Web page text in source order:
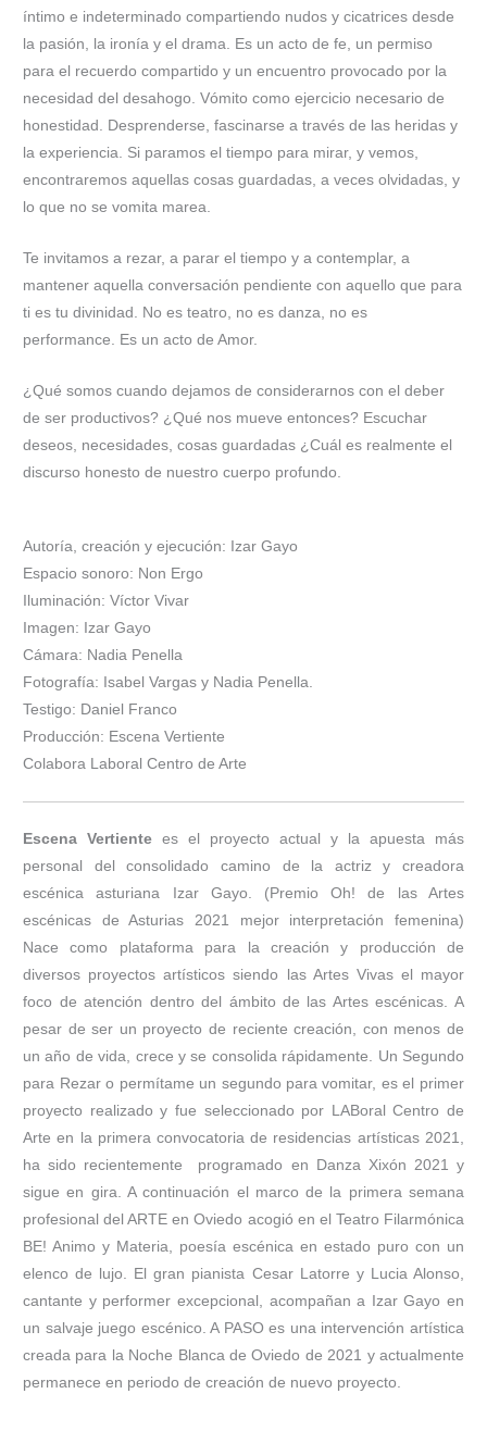
íntimo e indeterminado compartiendo nudos y cicatrices desde
la pasión, la ironía y el drama. Es un acto de fe, un permiso
para el recuerdo compartido y un encuentro provocado por la
necesidad del desahogo. Vómito como ejercicio necesario de
honestidad. Desprenderse, fascinarse a través de las heridas y
la experiencia. Si paramos el tiempo para mirar, y vemos,
encontraremos aquellas cosas guardadas, a veces olvidadas, y
lo que no se vomita marea.
Te invitamos a rezar, a parar el tiempo y a contemplar, a
mantener aquella conversación pendiente con aquello que para
ti es tu divinidad. No es teatro, no es danza, no es
performance. Es un acto de Amor.
¿Qué somos cuando dejamos de considerarnos con el deber
de ser productivos? ¿Qué nos mueve entonces? Escuchar
deseos, necesidades, cosas guardadas ¿Cuál es realmente el
discurso honesto de nuestro cuerpo profundo.
Autoría, creación y ejecución: Izar Gayo
Espacio sonoro: Non Ergo
Iluminación: Víctor Vivar
Imagen: Izar Gayo
Cámara: Nadia Penella
Fotografía: Isabel Vargas y Nadia Penella.
Testigo: Daniel Franco
Producción: Escena Vertiente
Colabora Laboral Centro de Arte
Escena Vertiente es el proyecto actual y la apuesta más
personal del consolidado camino de la actriz y creadora
escénica asturiana Izar Gayo. (Premio Oh! de las Artes
escénicas de Asturias 2021 mejor interpretación femenina)
Nace como plataforma para la creación y producción de
diversos proyectos artísticos siendo las Artes Vivas el mayor
foco de atención dentro del ámbito de las Artes escénicas. A
pesar de ser un proyecto de reciente creación, con menos de
un año de vida, crece y se consolida rápidamente. Un Segundo
para Rezar o permítame un segundo para vomitar, es el primer
proyecto realizado y fue seleccionado por LABoral Centro de
Arte en la primera convocatoria de residencias artísticas 2021,
ha sido recientemente programado en Danza Xixón 2021 y
sigue en gira. A continuación el marco de la primera semana
profesional del ARTE en Oviedo acogió en el Teatro Filarmónica
BE! Animo y Materia, poesía escénica en estado puro con un
elenco de lujo. El gran pianista Cesar Latorre y Lucia Alonso,
cantante y performer excepcional, acompañan a Izar Gayo en
un salvaje juego escénico. A PASO es una intervención artística
creada para la Noche Blanca de Oviedo de 2021 y actualmente
permanece en periodo de creación de nuevo proyecto.